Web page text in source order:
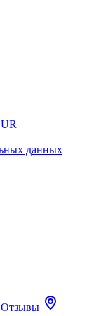
данных
Отзывы